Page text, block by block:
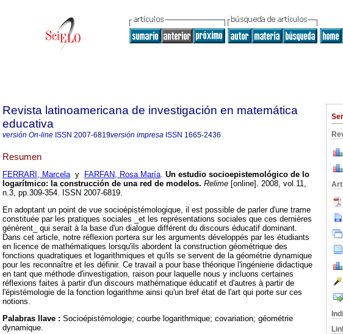
Revista latinoamericana de investigación en matemática
educativa
versión On-line ISSN 2007-6819versión impresa ISSN 1665-2436
Resumen
FERRARI, Marcelay FARFAN, Rosa María. Un estudio socioepistemológico de lo
logarítmico: la construcción de una red de modelos. Relime [online]. 2008, vol.11,
n.3, pp.309-354. ISSN 2007-6819.
En adoptant un point de vue socioépistémologique, il est possible de parler d'une trame
constituée par les pratiques sociales _et les représentations sociales que ces dernières
génèrent_ qui serait à la base d'un dialogue différent du discours éducatif dominant.
Dans cet article, notre réflexion portera sur les arguments développés par les étudiants
en licence de mathématiques lorsqu'ils abordent la construction géométrique des
fonctions quadratiques et logarithmiques et qu'ils se servent de la géométrie dynamique
pour les reconnaître et les définir. Ce travail a pour base théorique l'ingénierie didactique
en tant que méthode d'investigation, raison pour laquelle nous y incluons certaines
réflexions faites à partir d'un discours mathématique éducatif et d'autres à partir de
l'épistémologie de la fonction logarithme ainsi qu'un bref état de l'art qui porte sur ces
notions.
Palabras llave : Socioépistémologie; courbe logarithmique; covariation; géométrie
dynamique.